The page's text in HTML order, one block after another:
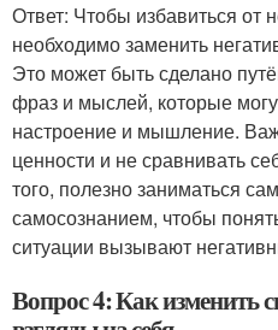
Ответ: Чтобы избавиться от
необходимо заменить
Это может быть сделано
фраз и мыслей, которые
настроение и мышление.
ценности и не сравнивать
того, полезно заниматься
самосознанием, чтобы
ситуации вызывают
Вопрос 4: Как изменить